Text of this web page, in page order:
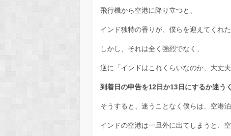
飛行機から空港に降り立つと、
インド独特の香りが、僕らを迎えてくれた
しかし、それは全く強烈でなく、
逆に「インドはこれくらいなのか、大丈
到着日の申告を12日か13日にするか迷う
そうすると、迷うことなく僕らは、空港泊
インドの空港は一旦外に出てしまうと、